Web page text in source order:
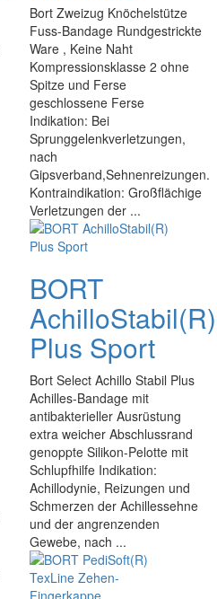
Bort Zweizug Knöchelstütze
Fuss-Bandage Rundgestrickte
Ware , Keine Naht
Kompressionsklasse 2 ohne
Spitze und Ferse
geschlossene Ferse
Indikation: Bei
Sprunggelenkverletzungen,
nach
Gipsverband,Sehnenreizungen.
Kontraindikation: Großflächige
Verletzungen der ...
BORT
AchilloStabil(R)
Plus Sport
Bort Select Achillo Stabil Plus
Achilles-Bandage mit
antibakterieller Ausrüstung
extra weicher Abschlussrand
genoppte Silikon-Pelotte mit
Schlupfhilfe Indikation:
Achillodynie, Reizungen und
Schmerzen der Achillessehne
und der angrenzenden
Gewebe, nach ...